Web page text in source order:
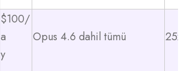
$100/
a
y
Opus 4.6 dahil tümü 25x